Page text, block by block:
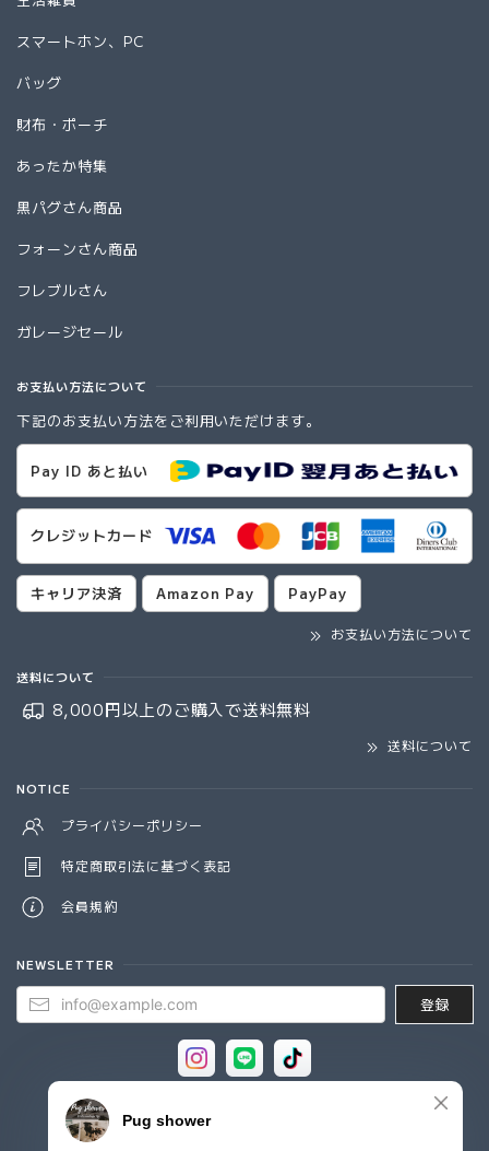
スマートホン、PC
バッグ
財布・ポーチ
あったか特集
黒パグさん商品
フォーンさん商品
フレブルさん
ガレージセール
お支払い方法について
下記のお支払い方法をご利用いただけます。
Pay ID あと払い
クレジットカード
キャリア決済 Amazon Pay PayPay
お支払い方法について
送料について
8,000円以上のご購入で送料無料
送料について
NOTICE
プライバシーポリシー
特定商取引法に基づく表記
会員規約
NEWSLETTER
登録
© Pug shower - パグシャワー パグ雑貨専門店